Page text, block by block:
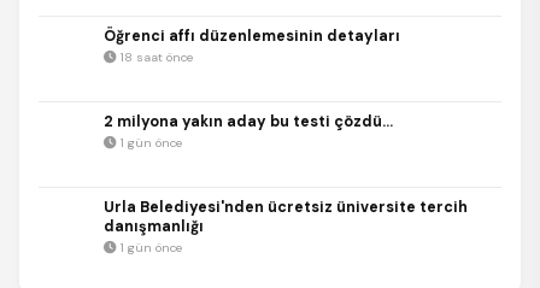
Öğrenci affı düzenlemesinin detayları
18 saat önce
2 milyona yakın aday bu testi çözdü…
1 gün önce
Urla Belediyesi'nden ücretsiz üniversite tercih
danışmanlığı
1 gün önce